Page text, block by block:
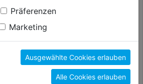
Putzkelle rostfrei 140mm
die Daten von Drittanbieter,
in den USA, verarbeitet.
Cookies erlauben" stimmst du
Cookies zu. Unter "Details
alle Infos zu den
unter "Cookies
du auswählen, welche Cookies
Präferenzen
Marketing
Ausgewählte Cookies erlauben
Alle Cookies erlauben